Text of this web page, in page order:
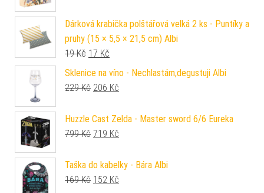
Dárková krabička polštářová velká 2 ks - Puntíky a
pruhy (15 × 5,5 × 21,5 cm) Albi
19Kč Původní cena byla: 19 Kč.
17 Kč
Sklenice na víno - Nechlastám,degustuji Albi
229Kč Původní cena byla: 229 Kč.
206 Kč
Huzzle Cast Zelda - Master sword 6/6 Eureka
799Kč Původní cena byla: 799 Kč.
719 Kč
Taška do kabelky - Bára Albi
169Kč Původní cena byla: 169 Kč.
152 Kč